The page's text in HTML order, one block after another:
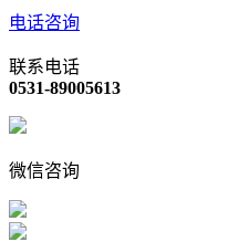
电话咨询
联系电话
0531-89005613
微信咨询